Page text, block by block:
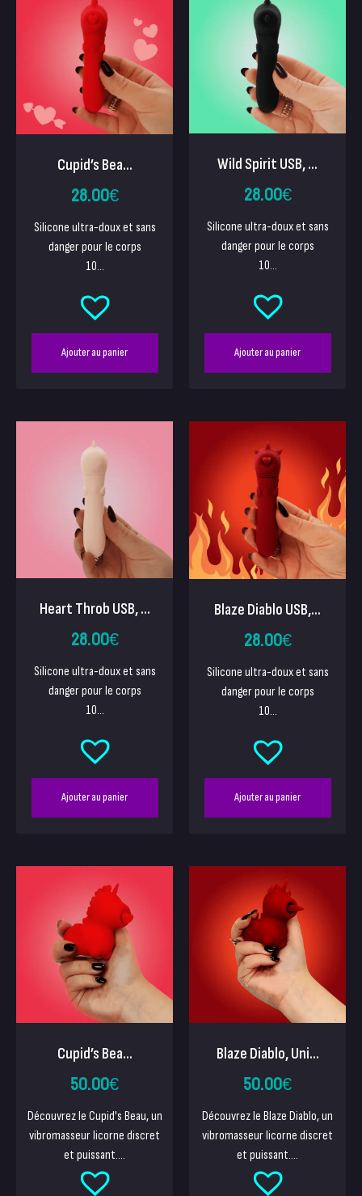
Cupid’s Bea...
28.00€
Silicone ultra-doux et sans
danger pour le corps
10...
Ajouter au panier
Wild Spirit USB, ...
28.00€
Silicone ultra-doux et sans
danger pour le corps
10...
Ajouter au panier
Heart Throb USB, ...
28.00€
Silicone ultra-doux et sans
danger pour le corps
10...
Ajouter au panier
Blaze Diablo USB,...
28.00€
Silicone ultra-doux et sans
danger pour le corps
10...
Ajouter au panier
Cupid’s Bea...
50.00€
Découvrez le Cupid's Beau, un
vibromasseur licorne discret
et puissant....
Blaze Diablo, Uni...
50.00€
Découvrez le Blaze Diablo, un
vibromasseur licorne discret
et puissant....